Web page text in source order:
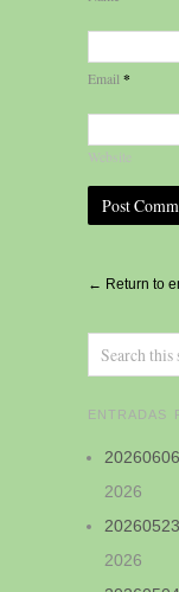
Email *
Website
Alternative:
← Return to
ENTRADAS
2026
2026